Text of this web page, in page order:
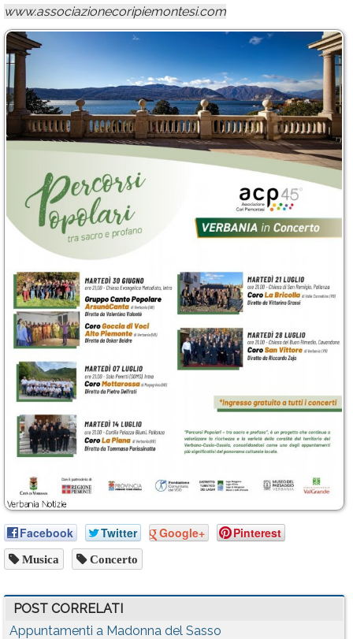
www.associazionecoripiemontesi.com
Facebook Twitter Google+ Pinterest
Musica Concerto
POST CORRELATI
Appuntamenti a Madonna del Sasso